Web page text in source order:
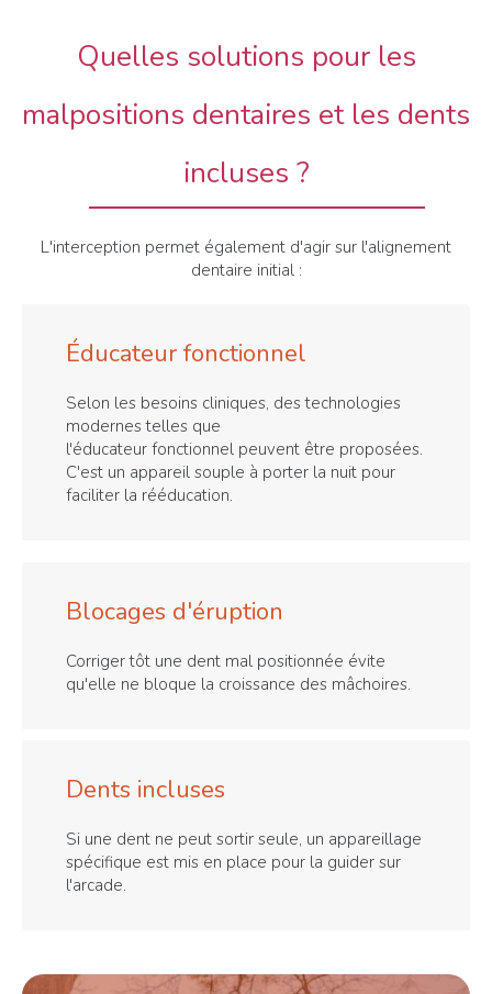
Quelles solutions pour les
malpositions dentaires et les dents
incluses ?
L'interception permet également d'agir sur l'alignement
dentaire initial :
Éducateur fonctionnel
Selon les besoins cliniques, des technologies
modernes telles que
l'éducateur fonctionnel peuvent être proposées.
C'est un appareil souple à porter la nuit pour
faciliter la rééducation.
Blocages d'éruption
Corriger tôt une dent mal positionnée évite
qu'elle ne bloque la croissance des mâchoires.
Dents incluses
Si une dent ne peut sortir seule, un appareillage
spécifique est mis en place pour la guider sur
l'arcade.